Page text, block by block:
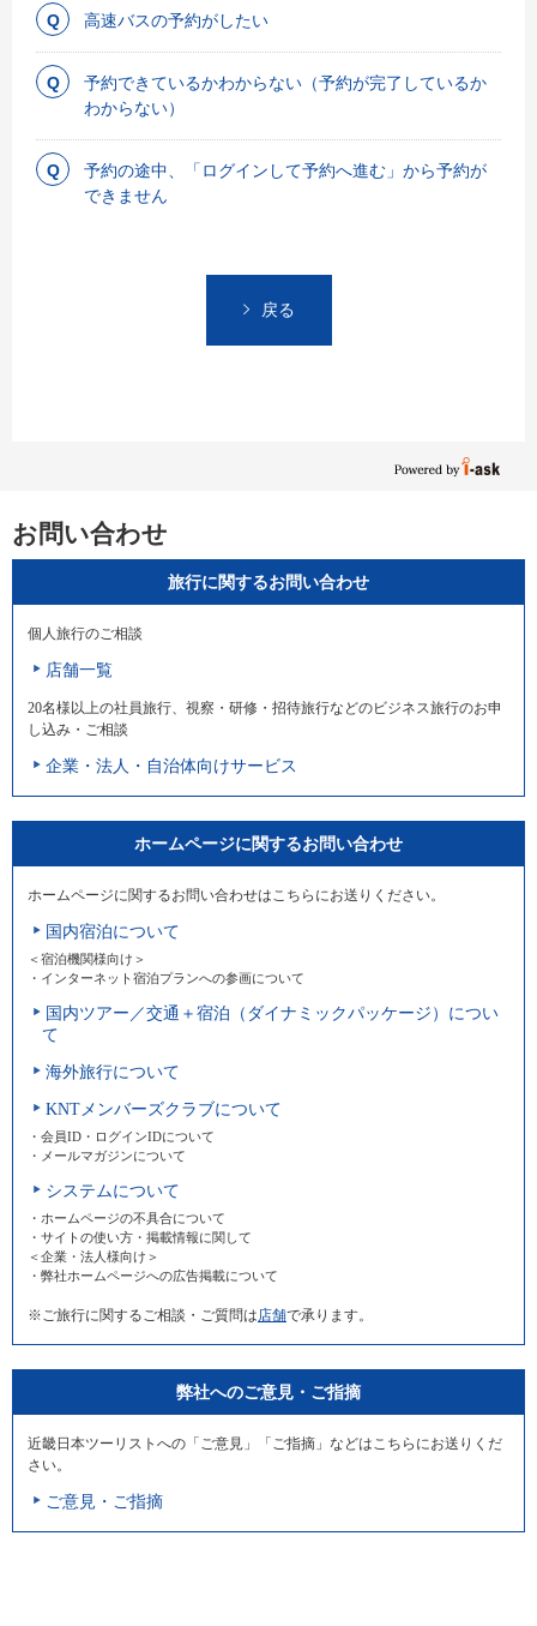
高速バスの予約がしたい
予約できているかわからない（予約が完了しているか
わからない）
予約の途中、「ログインして予約へ進む」から予約が
できません
戻る
お問い合わせ
旅行に関するお問い合わせ
個人旅行のご相談
店舗一覧
20名様以上の社員旅行、視察・研修・招待旅行などのビジネス旅行のお申
し込み・ご相談
企業・法人・自治体向けサービス
ホームページに関するお問い合わせ
ホームページに関するお問い合わせはこちらにお送りください。
国内宿泊について
＜宿泊機関様向け＞
・インターネット宿泊プランへの参画について
国内ツアー／交通＋宿泊（ダイナミックパッケージ）につい
て
海外旅行について
KNTメンバーズクラブについて
・会員ID・ログインIDについて
・メールマガジンについて
システムについて
・ホームページの不具合について
・サイトの使い方・掲載情報に関して
＜企業・法人様向け＞
・弊社ホームページへの広告掲載について
※ご旅行に関するご相談・ご質問は 店舗で承ります。
弊社へのご意見・ご指摘
近畿日本ツーリストへの「ご意見」「ご指摘」などはこちらにお送りくだ
さい。
ご意見・ご指摘